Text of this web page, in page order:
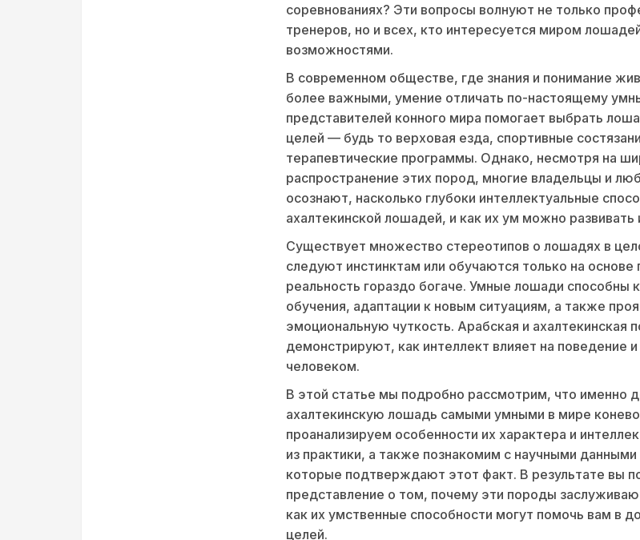
соревнованиях? Эти вопросы волнуют не только
тренеров, но и всех, кто интересуется миром
возможностями.
В современном обществе, где знания и понимание
более важными, умение отличать по-настоящему
представителей конного мира помогает выбрать
целей — будь то верховая езда, спортивные
терапевтические программы. Однако, несмотря на
распространение этих пород, многие владельцы и
осознают, насколько глубоки интеллектуальные
ахалтекинской лошадей, и как их ум можно развивать
Существует множество стереотипов о лошадях в
следуют инстинктам или обучаются только на
реальность гораздо богаче. Умные лошади
обучения, адаптации к новым ситуациям, а также
эмоциональную чуткость. Арабская и ахалтекинская
демонстрируют, как интеллект влияет на поведение
человеком.
В этой статье мы подробно рассмотрим, что именно
ахалтекинскую лошадь самыми умными в мире
проанализируем особенности их характера и
из практики, а также познакомим с научными
которые подтверждают этот факт. В результате вы
представление о том, почему эти породы
как их умственные способности могут помочь вам в
целей.